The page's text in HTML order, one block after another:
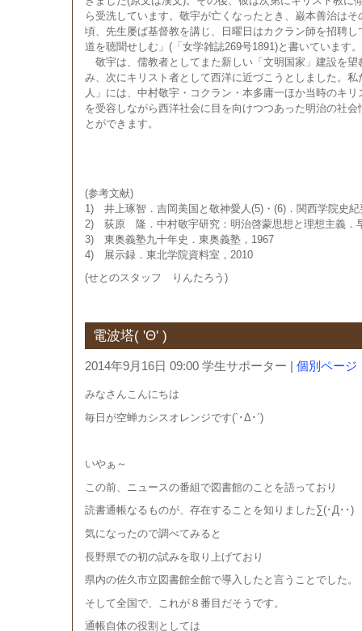
ら受洗しています。敬宇が亡くなったとき、巌本善治は
頃、先生屡ば基督教を講じ、日曜日はカクラン師を招聘
道を聴聞せしむ」(「女学雑誌269号1891)と書いています。
敬宇は、儒教者としてまた新しい「文明国家」建設を望
み、次にキリスト者として西洋に近づこうとしました。
人」には、中村敬宇・コクラン・本多庸一ほか当時のキ
を受容しながら西洋社会に目を向けつつあった明治の社
とができます。
(参考文献)
1) 井上琢智．吉岡美国と敬神愛人(5)・(6)．関西学院史
2) 荻原 隆．中村敬宇研究：明治啓蒙思想と理想主義．
3) 東奥義塾九十年史．東奥義塾，1967
4) 展示録．東北学院資料室，2010
(せとのスタッフ りんたろう)
電波塔( 'Θ' )
2014年9月16日 09:00 学生サポーター | 個別ページ
みなさんこんにちは
毎日が空蝉カシスオレンジです(`･Δ･´)
いやぁ～
この前、ニュースの番組で図書館のことを語っており
読書通帳なるものが、存在することを知りました∑(･Д･･)
気になったので調べてみると
長野県での初の試みを取り上げており
県内の佐久市立図書館全館で導入したと言うことでした。
そして全国で、これが８番目だそうです。
通帳自体の役割としては